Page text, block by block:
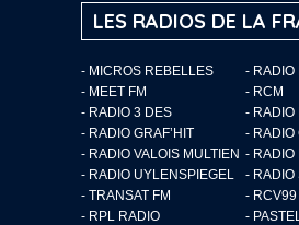
LES RADIOS DE LA
- MICROS REBELLES
- RADIO
- MEET FM
- RCM
- RADIO 3 DES
- RADIO
- RADIO GRAF’HIT
- RADIO
- RADIO VALOIS MULTIEN - RADIO
- RADIO UYLENSPIEGEL
- RADIO
- TRANSAT FM
- RCV99
- RPL RADIO
-